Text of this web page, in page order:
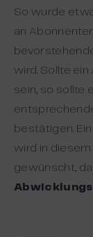
So wurde
an
wird. Sollte
sein, so sollte
bestätigen.
wird in
gewünscht,